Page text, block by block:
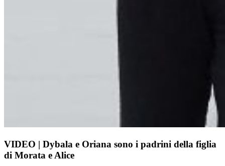
VIDEO | Dybala e Oriana sono i padrini della figlia
di Morata e Alice